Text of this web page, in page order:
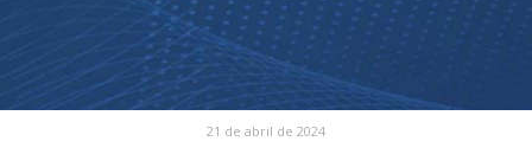
21 de abril de 2024